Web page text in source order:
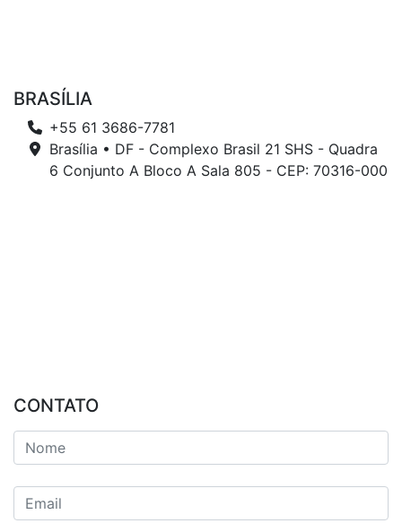
BRASÍLIA
+55 61 3686-7781
Brasília • DF - Complexo Brasil 21 SHS - Quadra
6 Conjunto A Bloco A Sala 805 - CEP: 70316-000
CONTATO